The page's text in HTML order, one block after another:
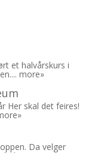
et halvårskurs i
more»
Her skal det feires!
Da velger